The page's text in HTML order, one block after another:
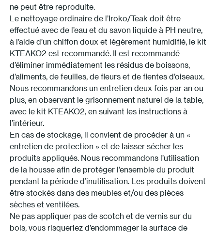
ne peut être reproduite.
Le nettoyage ordinaire de l’Iroko/Teak doit être
effectué avec de l’eau et du savon liquide à PH neutre,
à l’aide d’un chiffon doux et légèrement humidifié, le kit
KTEAKO2 est recommandé. Il est recommandé
d’éliminer immédiatement les résidus de boissons,
d’aliments, de feuilles, de fleurs et de fientes d’oiseaux.
Nous recommandons un entretien deux fois par an ou
plus, en observant le grisonnement naturel de la table,
avec le kit KTEAKO2, en suivant les instructions à
l’intérieur.
En cas de stockage, il convient de procéder à un «
entretien de protection » et de laisser sécher les
produits appliqués. Nous recommandons l’utilisation
de la housse afin de protéger l’ensemble du produit
pendant la période d’inutilisation. Les produits doivent
être stockés dans des meubles et/ou des pièces
sèches et ventilées.
Ne pas appliquer pas de scotch et de vernis sur du
bois, vous risqueriez d’endommager la surface de